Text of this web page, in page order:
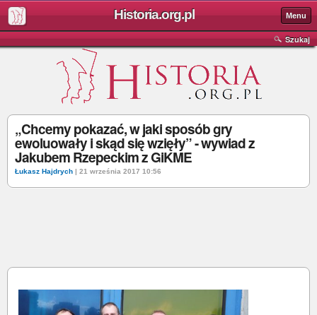
Historia.org.pl Menu
Szukaj
„Chcemy pokazać, w jaki sposób gry
ewoluowały i skąd się wzięły” - wywiad z
Jakubem Rzepeckim z GiKME
Łukasz Hajdrych | 21 września 2017 10:56